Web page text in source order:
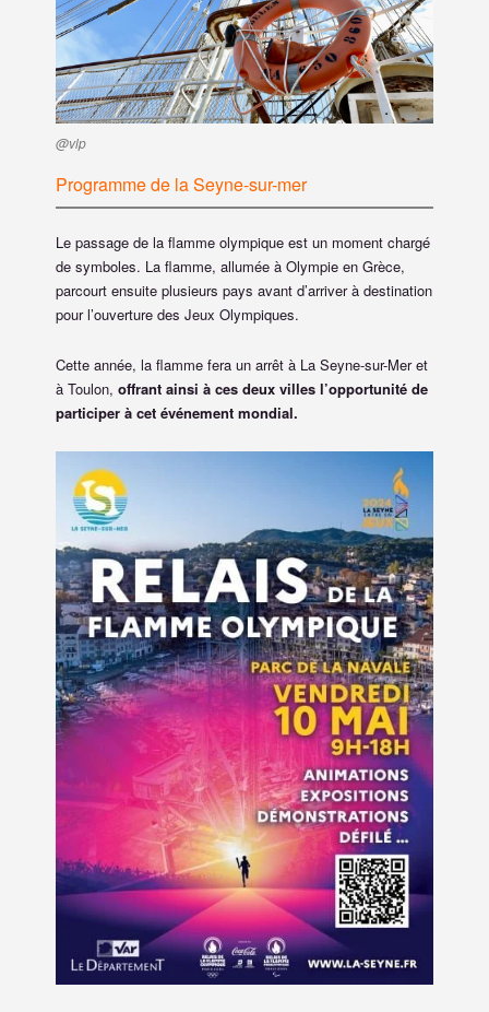
@vlp
Programme de la Seyne-sur-mer
Le passage de la flamme olympique est un moment chargé
de symboles. La flamme, allumée à Olympie en Grèce,
parcourt ensuite plusieurs pays avant d’arriver à destination
pour l’ouverture des Jeux Olympiques.
Cette année, la flamme fera un arrêt à La Seyne-sur-Mer et
à Toulon, offrant ainsi à ces deux villes l’opportunité de
participer à cet événement mondial.